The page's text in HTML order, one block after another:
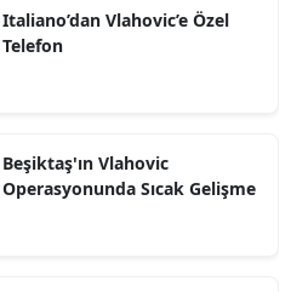
Italiano’dan Vlahovic’e Özel
Telefon
Beşiktaş'ın Vlahovic
Operasyonunda Sıcak Gelişme